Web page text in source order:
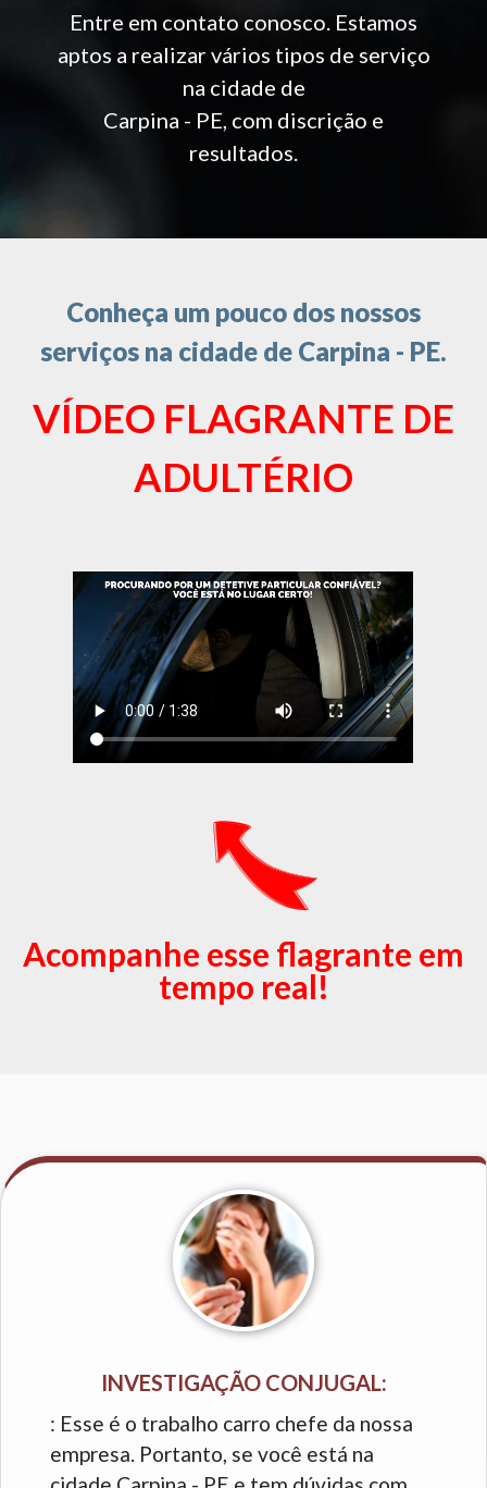
Entre em contato conosco. Estamos
aptos a realizar vários tipos de serviço
na cidade de
Carpina - PE, com discrição e
resultados.
Conheça um pouco dos nossos
serviços na cidade de Carpina - PE.
VÍDEO FLAGRANTE DE
ADULTÉRIO
Acompanhe esse flagrante em
tempo real!
INVESTIGAÇÃO CONJUGAL:
: Esse é o trabalho carro chefe da nossa
empresa. Portanto, se você está na